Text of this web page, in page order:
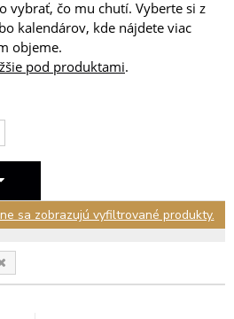
vybrať, čo mu chutí. Vyberte si z
kalendárov, kde nájdete viac
objeme.
pod produktami.
sa zobrazujú vyfiltrované produkty.